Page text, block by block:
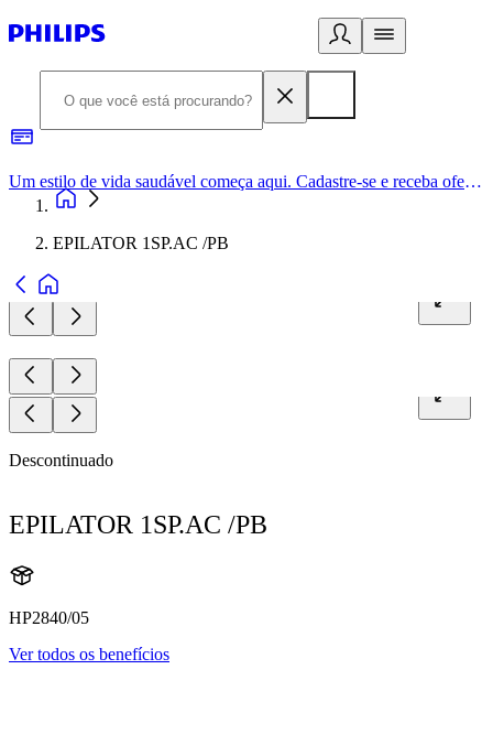
Um estilo de vida saudável começa aqui. Cadastre-se e receba ofertas exclusivas.
EPILATOR 1SP.AC /PB
Descontinuado
EPILATOR 1SP.AC /PB
HP2840/05
Ver todos os benefícios